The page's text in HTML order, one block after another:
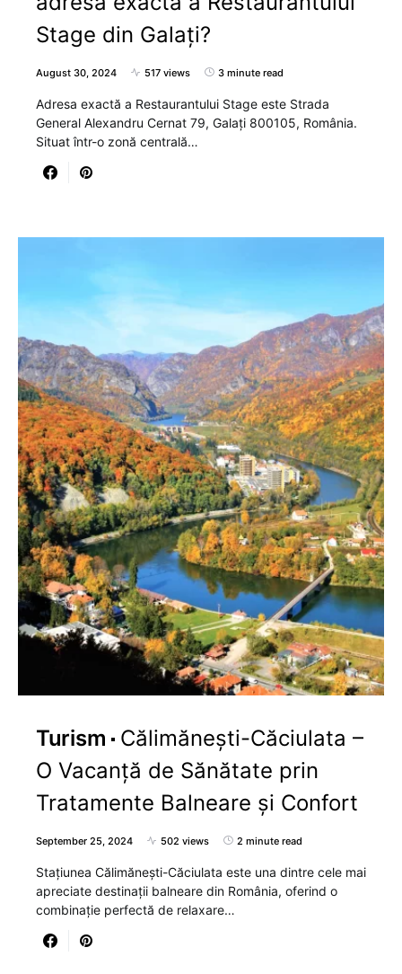
Stage din Galați?
August 30, 2024 517 views 3 minute read
Adresa exactă a Restaurantului Stage este Strada
General Alexandru Cernat 79, Galați 800105, România.
Situat într-o zonă centrală…
Turism
Călimănești-Căciulata –
O Vacanță de Sănătate prin
Tratamente Balneare și Confort
September 25, 2024 502 views 2 minute read
Stațiunea Călimănești-Căciulata este una dintre cele mai
apreciate destinații balneare din România, oferind o
combinație perfectă de relaxare…